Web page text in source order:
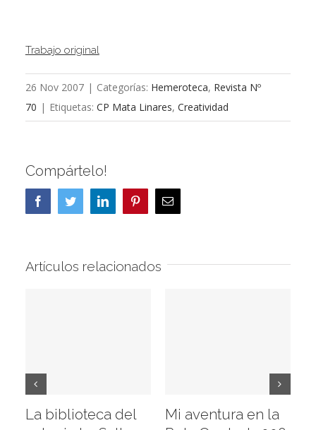
Trabajo original
26 Nov 2007 | Categorías: Hemeroteca, Revista Nº
70 | Etiquetas: CP Mata Linares, Creatividad
Compártelo!
FacebookTwitterLinkedInPinterestCorreo
electrónico
Artículos relacionados
La biblioteca del
Mi aventura en la